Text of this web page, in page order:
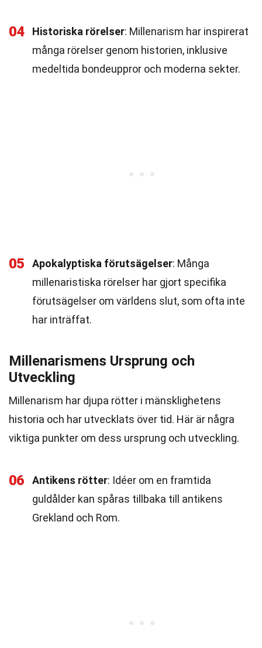
04 Historiska rörelser: Millenarism har inspirerat
många rörelser genom historien, inklusive
medeltida bondeuppror och moderna sekter.
05 Apokalyptiska förutsägelser: Många
millenaristiska rörelser har gjort specifika
förutsägelser om världens slut, som ofta inte
har inträffat.
Millenarismens Ursprung och
Utveckling
Millenarism har djupa rötter i mänsklighetens
historia och har utvecklats över tid. Här är några
viktiga punkter om dess ursprung och utveckling.
06 Antikens rötter: Idéer om en framtida
guldålder kan spåras tillbaka till antikens
Grekland och Rom.